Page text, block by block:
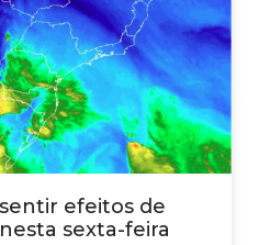
efeitos de
sexta-feira